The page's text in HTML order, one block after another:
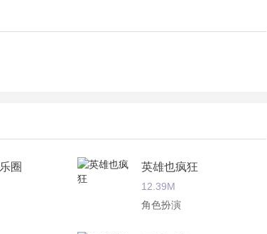
圈 英雄也疯狂
12.39M
角色扮演